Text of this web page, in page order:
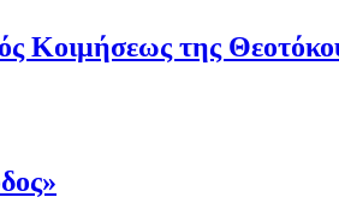
Κοιμήσεως της